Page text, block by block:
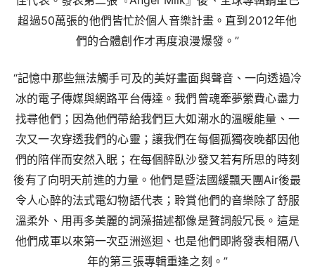
超過50萬張的他們皆忙於個人音樂計畫。直到2012年他
們的合體創作才再度浪漫爆發。”
“記憶中那些無法觸手可及的美好畫面與聲音、一向透過冷
冰的電子傳媒與網路平台傳達。我們曾魂牽夢縈費心盡力
找尋他們；因為他們帶給我們巨大如潮水的溫暖能量、一
次又一次穿透我們的心靈；讓我們在每個孤獨夜晚都因他
們的陪伴而安然入眠；在每個醉臥沙發又若有所思的時刻
後有了向明天前進的力量。他們是暨法國緩飄天團Air後最
令人心醉的法式電幻物語代表；聆賞他們的音樂除了舒服
溫柔外、用再多美麗的詞藻描述都像是贅詞般冗長。這是
他們成軍以來第一次亞洲巡迴、也是他們即將發表相隔八
年的第三張專輯重逢之刻。”